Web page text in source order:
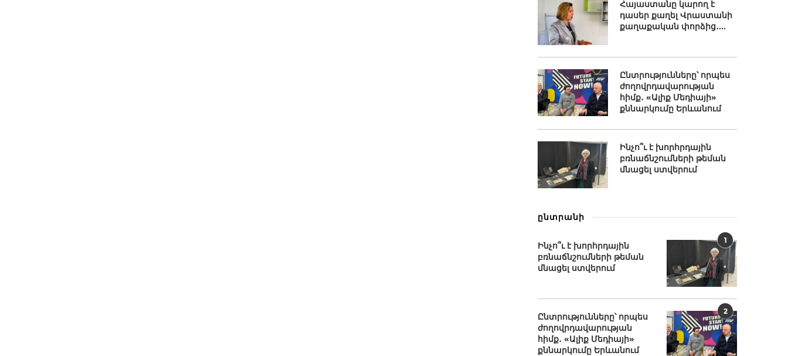
Հայաստանը կարող է
դասեր քաղել Վրաստանի
քաղաքական փորձից․...
Ընտրությունները՝ որպես
ժողովրդավարության
հիմք․ «Ալիք Մեդիայի»
քննարկումը Երևանում
Ինչո՞ւ է խորհրդային
բռնաճնշումների թեման
մնացել ստվերում
ընտրանի
1
Ինչո՞ւ է խորհրդային
բռնաճնշումների թեման
մնացել ստվերում
2
Ընտրությունները՝ որպես
ժողովրդավարության
հիմք․ «Ալիք Մեդիայի»
քննարկումը Երևանում